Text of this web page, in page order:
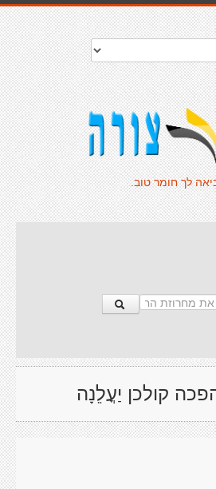
לך חומר טוב.
קולכן יַעֳלֵנָה